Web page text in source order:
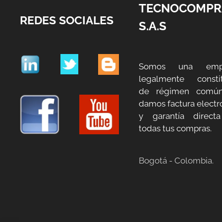
REDES SOCIALES
S.A.S
Somos una
legalmente
de régimen
damos factura
y garantía
todas tus compras.
Bogotá - Colombia.